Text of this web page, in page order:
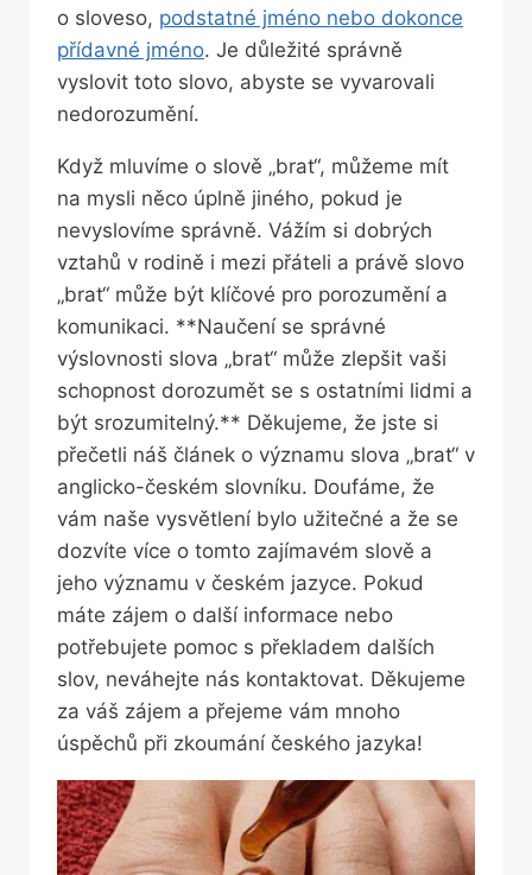
o sloveso, podstatné jméno nebo ‍dokonce
přídavné jméno. Je důležité správně
vyslovit⁤ toto slovo, abyste se vyvarovali
nedorozumění.
Když mluvíme o slově „brat“, můžeme mít
na mysli něco⁤ úplně jiného, pokud je
nevyslovíme správně. Vážím ⁤si dobrých
vztahů v rodině i ⁤mezi‌ přáteli a ‌právě⁣ slovo
„brat“ může být klíčové ‌pro porozumění a
komunikaci. **Naučení se správné
výslovnosti slova „brat“ může zlepšit⁢ vaši
schopnost dorozumět se s ‌ostatními lidmi a
být srozumitelný.** Děkujeme, ‌že jste si
přečetli náš článek o významu slova „brat“ v
​anglicko-českém slovníku. Doufáme, že
vám naše⁤ vysvětlení bylo⁤ užitečné a že se
dozvíte více ⁢o tomto zajímavém slově a
jeho významu v českém jazyce. Pokud
máte zájem o další informace nebo
potřebujete ⁤pomoc s překladem⁢ dalších
slov, neváhejte nás kontaktovat. Děkujeme
za váš zájem a přejeme ⁤vám mnoho⁢
úspěchů⁤ při zkoumání českého jazyka!